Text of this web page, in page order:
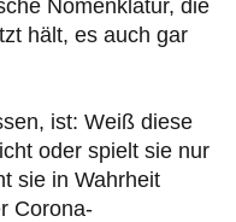
Nomenklatur, die
hält, es auch gar
ist: Weiß diese
oder spielt sie nur
sie in Wahrheit
Corona-